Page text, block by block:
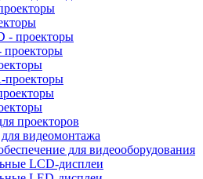
- проекторы
проекторы
проекторов
видеомонтажа
для видеооборудования
LCD-дисплеи